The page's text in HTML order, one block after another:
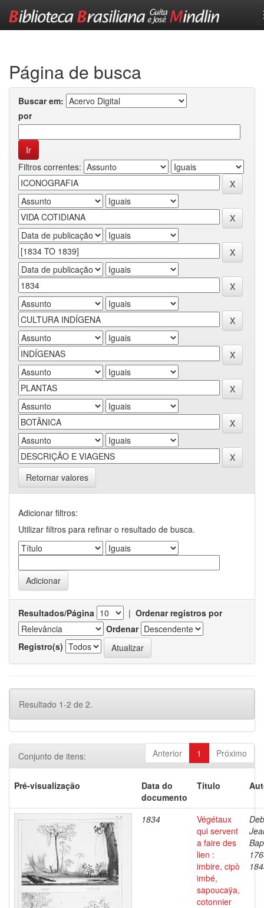
Página de busca
Buscar em:
por
Filtros correntes:
Retornar valores
Adicionar filtros:
Utilizar filtros para refinar o resultado de busca.
Resultados/Página | Ordenar registros por
Ordenar
Registro(s)
Resultado 1-2 de 2.
Anterior 1 Próximo
Conjunto de itens:
Pré-visualização
Data do
documento
Título
1834
Végétaux
qui servent
a faire des
lien :
imbire, cipò
imbé,
sapoucaÿa,
cotonnier